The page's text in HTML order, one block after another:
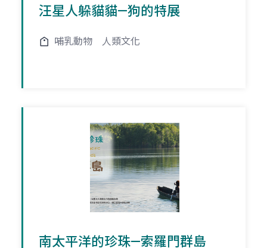
汪星人躲貓貓—狗的特展
哺乳動物 人類文化
南太平洋的珍珠—索羅門群島